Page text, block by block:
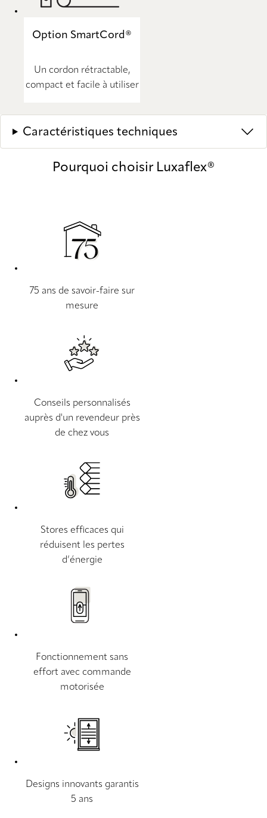
Option SmartCord®
Un cordon rétractable,
compact et facile à utiliser
Caractéristiques techniques
Pourquoi choisir Luxaflex®
75 ans de savoir-faire sur
mesure
Conseils personnalisés
auprès d'un revendeur près
de chez vous
Stores efficaces qui
réduisent les pertes
d’énergie
Fonctionnement sans
effort avec commande
motorisée
Designs innovants garantis
5 ans